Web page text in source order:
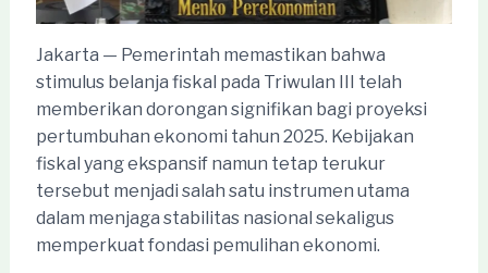
Jakarta — Pemerintah memastikan bahwa
stimulus belanja fiskal pada Triwulan III telah
memberikan dorongan signifikan bagi proyeksi
pertumbuhan ekonomi tahun 2025. Kebijakan
fiskal yang ekspansif namun tetap terukur
tersebut menjadi salah satu instrumen utama
dalam menjaga stabilitas nasional sekaligus
memperkuat fondasi pemulihan ekonomi.